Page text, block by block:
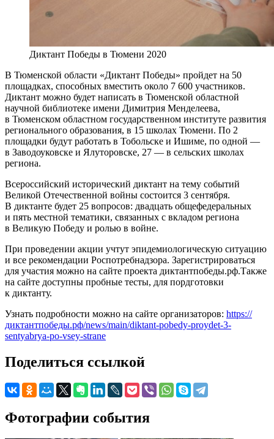
Диктант Победы в Тюмени 2020
В Тюменской области «Диктант Победы» пройдет на 50
площадках, способных вместить около 7 600 участников.
Диктант можно будет написать в Тюменской областной
научной библиотеке имени Димитрия Менделеева,
в Тюменском областном государственном институте развития
регионального образования, в 15 школах Тюмени. По 2
площадки будут работать в Тобольске и Ишиме, по одной —
в Заводоуковске и Ялуторовске, 27 — в сельских школах
региона.
Всероссийский исторический диктант на тему событий
Великой Отечественной войны состоится 3 сентября.
В диктанте будет 25 вопросов: двадцать общефедеральных
и пять местной тематики, связанных с вкладом региона
в Великую Победу и ролью в войне.
При проведении акции учтут эпидемиологическую ситуацию
и все рекомендации Роспотребнадзора. Зарегистрироваться
для участия можно на сайте проекта диктантпобеды.рф.Также
на сайте доступны пробные тесты, для пордготовки
к диктанту.
Узнать подробности можно на сайте организаторов: https://
диктантпобеды.рф/news/main/diktant-pobedy-proydet-3-
sentyabrya-po-vsey-strane
Поделиться ссылкой
Фотографии события